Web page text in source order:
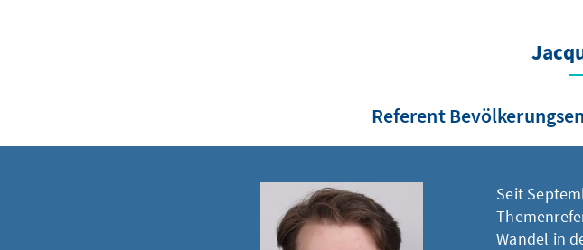
Referent
Seit
Wandel in